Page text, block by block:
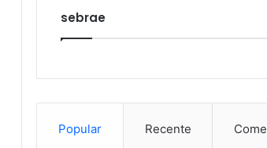
sebrae
Popular Recente